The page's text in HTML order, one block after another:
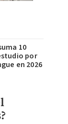
10
por
en 2026